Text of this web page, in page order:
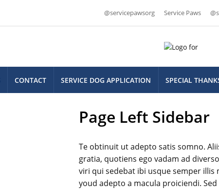
@servicepawsorg Service Paws
CONTACT SERVICE DOG APPLICATION SPECIAL
Page Left Sidebar
Te obtinuit ut adepto satis somno.
gratia, quotiens ego vadam ad
viri qui sedebat ibi usque semper illis
youd adepto a macula proiciendi.